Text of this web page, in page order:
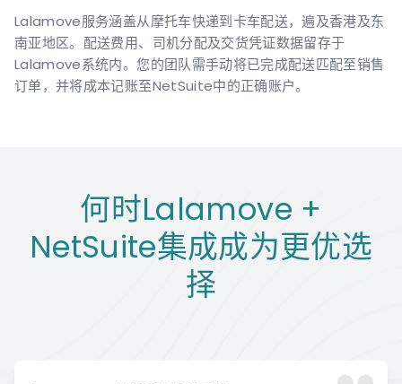
Lalamove服务涵盖从摩托车快递到卡车配送，遍及香港及东
南亚地区。配送费用、司机分配及交货凭证数据留存于
Lalamove系统内。您的团队需手动将已完成配送匹配至销售
订单，并将成本记账至NetSuite中的正确账户。
何时Lalamove +
NetSuite集成成为更优选
择